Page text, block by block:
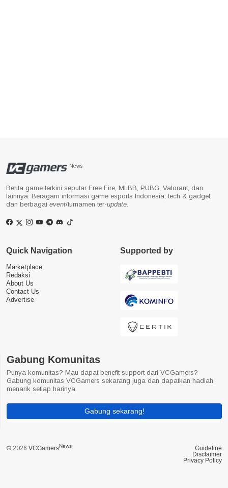
News
Berita game terkini seputar Free Fire, MLBB, PUBG, Valorant, dan
lainnya. Beragam informasi game esports Indonesia, tech & gadget,
dan berbagai event/turnamen ter-update
Quick Navigation
Marketplace
Redaksi
About Us
Contact Us
Advertise
Supported by
Gabung Komunitas
Punya komunitas? Mau dapat benefit support dari VCGamers?
Gabung komunitas VCGamers sekarang juga dan dapatkan hadiah
menarik setiap harinya.
Gabung sekarang!
© 2026 VCGamersNews
Guideline
Disclaimer
Privacy Policy